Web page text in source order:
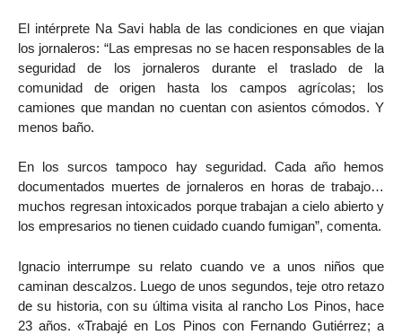
El intérprete Na Savi habla de las condiciones en que viajan
los jornaleros: “Las empresas no se hacen responsables de la
seguridad de los jornaleros durante el traslado de la
comunidad de origen hasta los campos agrícolas; los
camiones que mandan no cuentan con asientos cómodos. Y
menos baño.
En los surcos tampoco hay seguridad. Cada año hemos
documentados muertes de jornaleros en horas de trabajo…
muchos regresan intoxicados porque trabajan a cielo abierto y
los empresarios no tienen cuidado cuando fumigan”, comenta.
Ignacio interrumpe su relato cuando ve a unos niños que
caminan descalzos. Luego de unos segundos, teje otro retazo
de su historia, con su última visita al rancho Los Pinos, hace
23 años. «Trabajé en Los Pinos con Fernando Gutiérrez; a